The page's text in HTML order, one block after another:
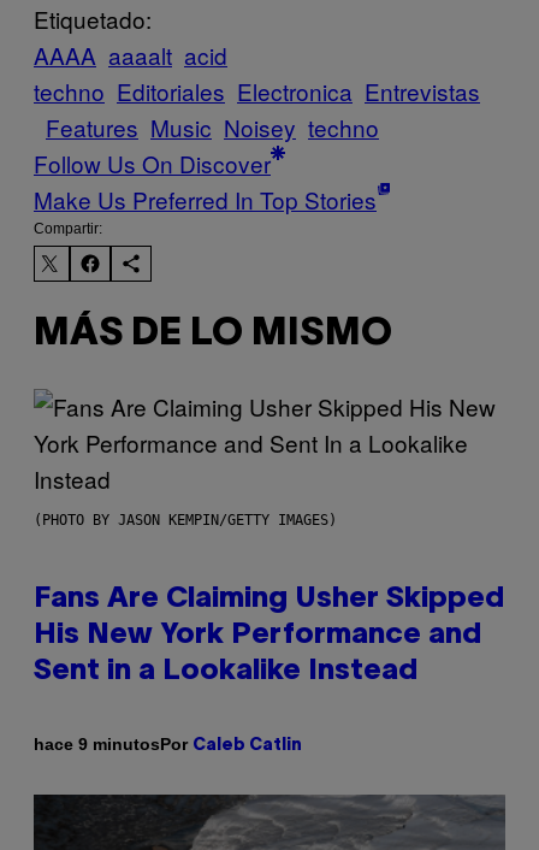
Etiquetado:
AAAA aaaalt acid
techno Editoriales Electronica Entrevistas
Features Music Noisey techno
Follow Us On Discover
Make Us Preferred In Top Stories
Compartir:
MÁS DE LO MISMO
(PHOTO BY JASON KEMPIN/GETTY IMAGES)
Fans Are Claiming Usher Skipped
His New York Performance and
Sent in a Lookalike Instead
hace 9 minutosPor Caleb Catlin